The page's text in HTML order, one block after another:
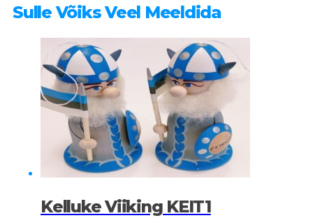
Sulle Võiks Veel Meeldida
Kelluke Viiking KEIT1